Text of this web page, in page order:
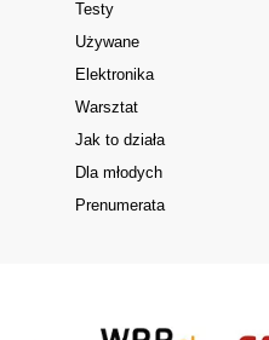
Testy
Używane
Elektronika
Warsztat
Jak to działa
Dla młodych
Prenumerata